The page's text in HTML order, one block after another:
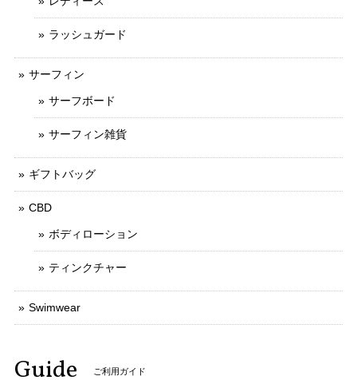
ラッシュガード
サーフィン
サーフボード
サーフィン雑貨
ギフトバッグ
CBD
ボディローション
ティンクチャー
Swimwear
Guide ご利用ガイド